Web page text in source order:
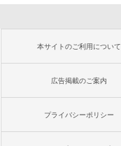
本サイトのご利用について
広告掲載のご案内
プライバシーポリシー